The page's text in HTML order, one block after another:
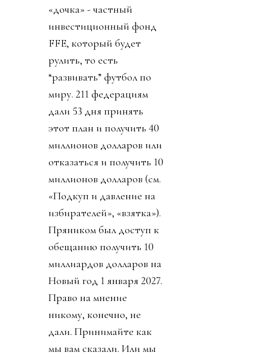
«дочка» - частный
инвестиционный фонд
FFE, который будет
рулить, то есть
“развивать” футбол по
миру. 211 федерациям
дали 53 дня принять
этот план и получить 40
миллионов долларов или
отказаться и получить 10
миллионов долларов (см.
«Подкуп и давление на
избирателей», «взятка»).
Пряником был доступ к
обещанию получить 10
миллиардов долларов на
Новый год 1 января 2027.
Право на мнение
никому, конечно, не
дали. Принимайте как
мы вам сказали. Или мы